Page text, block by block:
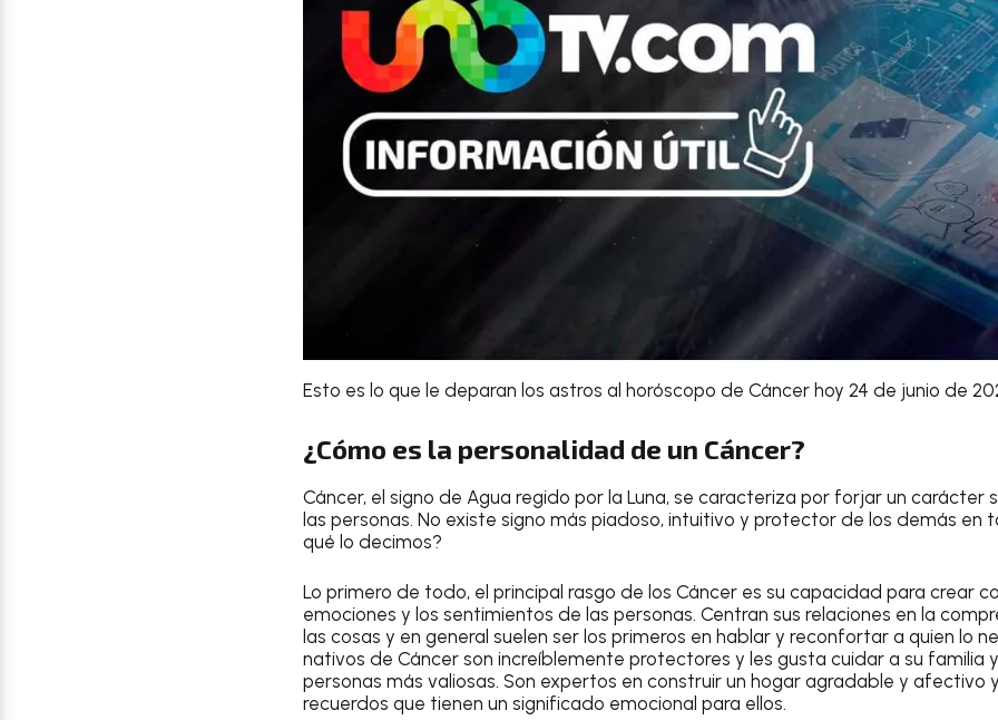
Esto es lo que le deparan los astros al horóscopo de Cáncer hoy 24 de junio de
¿Cómo es la personalidad de un Cáncer?
Cáncer, el signo de Agua regido por la Luna, se caracteriza por forjar un carácter
las personas. No existe signo más piadoso, intuitivo y protector de los demás en
qué lo decimos?
Lo primero de todo, el principal rasgo de los Cáncer es su capacidad para crear
emociones y los sentimientos de las personas. Centran sus relaciones en la
las cosas y en general suelen ser los primeros en hablar y reconfortar a quien lo
nativos de Cáncer son increíblemente protectores y les gusta cuidar a su familia
personas más valiosas. Son expertos en construir un hogar agradable y afectivo
recuerdos que tienen un significado emocional para ellos.